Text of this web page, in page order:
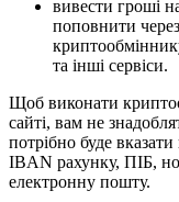
вивести гроші
поповнити
та інші сервіси.
Щоб виконати
сайті, вам не
потрібно буде
IBAN рахунку, ПІБ,
електронну пошту.